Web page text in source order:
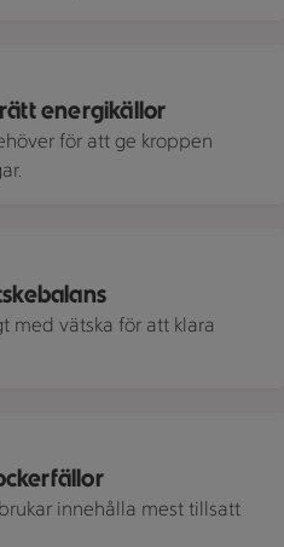
energikällor
för att ge kroppen
med vätska för att klara
innehålla mest tillsatt